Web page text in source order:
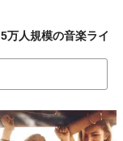
5万人規模の音楽ライ